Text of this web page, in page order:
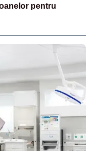
pentru